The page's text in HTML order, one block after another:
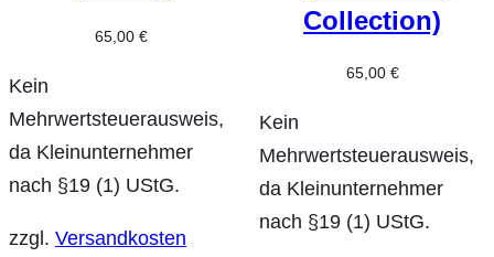
65,00€
Kein
Mehrwertsteuerausweis,
da Kleinunternehmer
nach §19 (1) UStG.
zzgl. Versandkosten
Collection)
65,00 €
Kein
Mehrwertsteuerausweis,
da Kleinunternehmer
nach §19 (1) UStG.